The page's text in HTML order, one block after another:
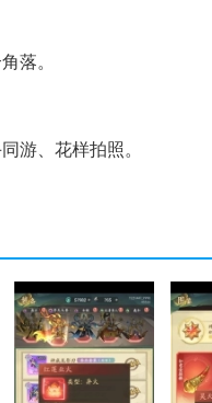
落。
游、花样拍照。